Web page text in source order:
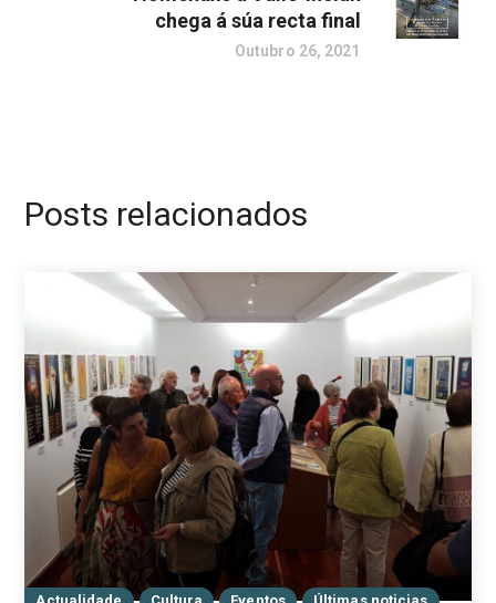
chega á súa recta final
Outubro 26, 2021
Posts relacionados